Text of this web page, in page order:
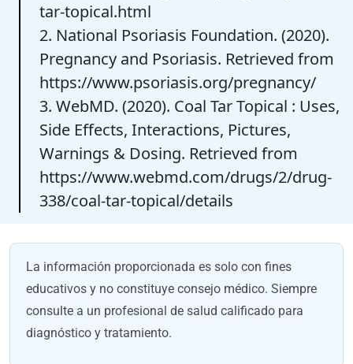
tar-topical.html
2. National Psoriasis Foundation. (2020).
Pregnancy and Psoriasis. Retrieved from
https://www.psoriasis.org/pregnancy/
3. WebMD. (2020). Coal Tar Topical : Uses,
Side Effects, Interactions, Pictures,
Warnings & Dosing. Retrieved from
https://www.webmd.com/drugs/2/drug-
338/coal-tar-topical/details
La información proporcionada es solo con fines
educativos y no constituye consejo médico. Siempre
consulte a un profesional de salud calificado para
diagnóstico y tratamiento.